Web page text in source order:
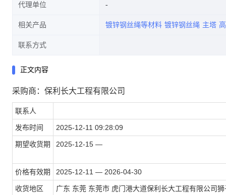
代理单位
相关产品 镀锌钢丝绳等材料 镀锌钢丝绳 主塔
联系方式
正文内容
采购商：保利长大工程有限公司
联系人
发布时间 2025-12-11 09:28:09
期望收货期 2025-12-15 —
价格有效期 2025-12-11 — 2026-04-30
收货地区
广东 东莞 东莞市 虎门港大道保利长大工程有限公司